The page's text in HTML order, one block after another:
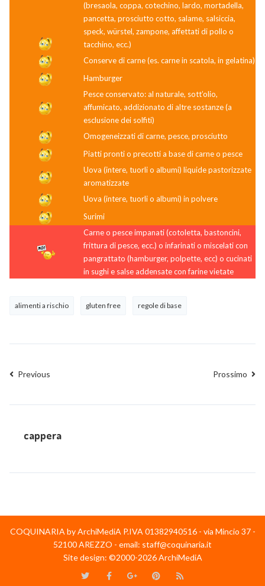
(bresaola, coppa, cotechino, lardo, mortadella,
pancetta, prosciutto cotto, salame, salsiccia,
speck, würstel, zampone, affettati di pollo o
tacchino, ecc.)
Conserve di carne (es. carne in scatola, in gelatina)
Hamburger
Pesce conservato: al naturale, sott’olio,
affumicato, addizionato di altre sostanze (a
esclusione dei solfiti)
Omogeneizzati di carne, pesce, prosciutto
Piatti pronti o precotti a base di carne o pesce
Uova (intere, tuorli o albumi) liquide pastorizzate
aromatizzate
Uova (intere, tuorli o albumi) in polvere
Surimi
Carne o pesce impanati (cotoletta, bastoncini,
frittura di pesce, ecc.) o infarinati o miscelati con
pangrattato (hamburger, polpette, ecc) o cucinati
in sughi e salse addensate con farine vietate
alimenti a rischio gluten free regole di base
Previous Prossimo
cappera
COQUINARIA by ArchiMediA P.IVA 01382940516 - via Mincio 37 -
52100 AREZZO - email: staff@coquinaria.it
Site design: ©2000-2026 ArchiMediA